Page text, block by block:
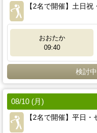
【2名で開催】土日
おおたか
09:40
検討
08/10 (月)
【2名で開催】平日